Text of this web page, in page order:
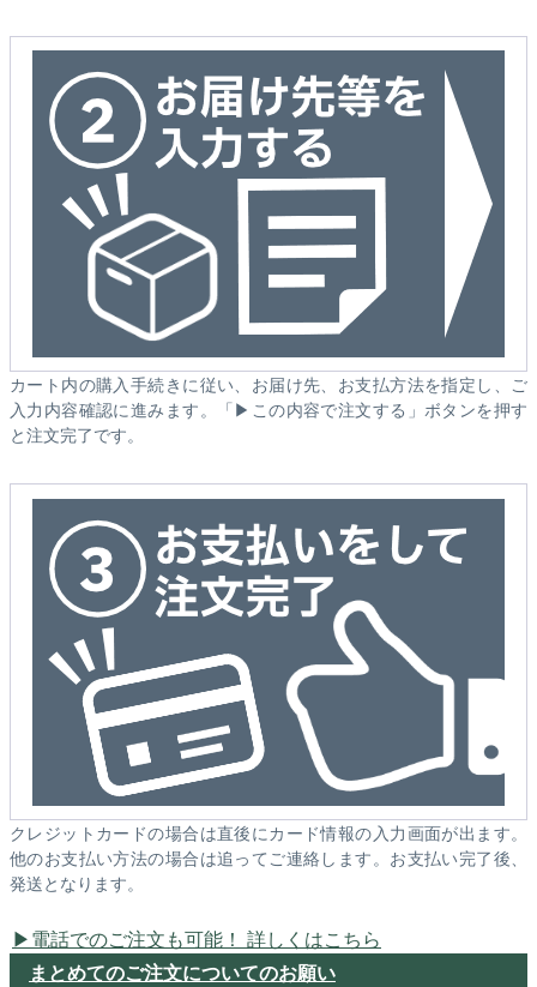
カート内の購入手続きに従い、お届け先、お支払方法を指定し、ご
入力内容確認に進みます。「▶この内容で注文する」ボタンを押す
と注文完了です。
クレジットカードの場合は直後にカード情報の入力画面が出ます。
他のお支払い方法の場合は追ってご連絡します。お支払い完了後、
発送となります。
電話でのご注文も可能！ 詳しくはこちら
まとめてのご注文についてのお願い